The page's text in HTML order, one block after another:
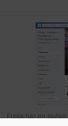
Freija har en sluten